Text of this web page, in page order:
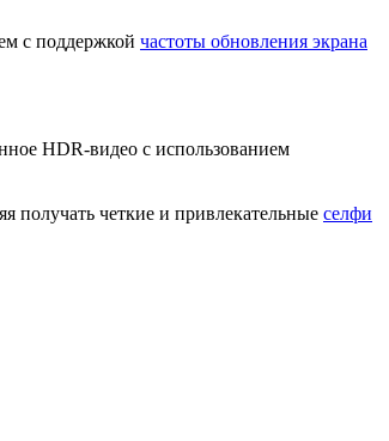
с поддержкой частоты обновления экрана
HDR-видео с использованием
получать четкие и привлекательные селфи